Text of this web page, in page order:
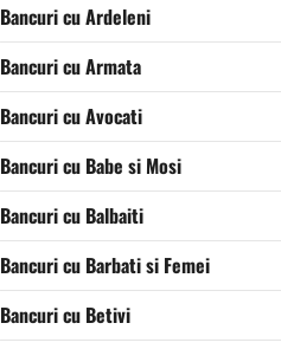
Bancuri cu Ardeleni
Bancuri cu Armata
Bancuri cu Avocati
Bancuri cu Babe si Mosi
Bancuri cu Balbaiti
Bancuri cu Barbati si Femei
Bancuri cu Betivi